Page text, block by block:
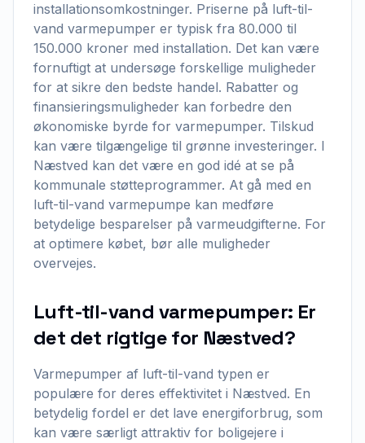
installationsomkostninger. Priserne på luft-til-
vand varmepumper er typisk fra 80.000 til
150.000 kroner med installation. Det kan være
fornuftigt at undersøge forskellige muligheder
for at sikre den bedste handel. Rabatter og
finansieringsmuligheder kan forbedre den
økonomiske byrde for varmepumper. Tilskud
kan være tilgængelige til grønne investeringer. I
Næstved kan det være en god idé at se på
kommunale støtteprogrammer. At gå med en
luft-til-vand varmepumpe kan medføre
betydelige besparelser på varmeudgifterne. For
at optimere købet, bør alle muligheder
overvejes.
Luft-til-vand varmepumper: Er
det det rigtige for Næstved?
Varmepumper af luft-til-vand typen er
populære for deres effektivitet i Næstved. En
betydelig fordel er det lave energiforbrug, som
kan være særligt attraktiv for boligejere i